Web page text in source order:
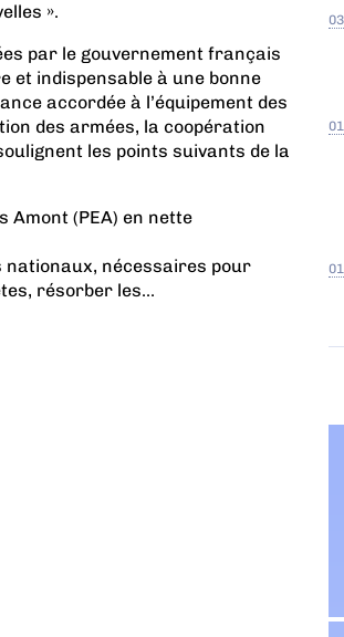
».
par le gouvernement français
et indispensable à une bonne
accordée à l’équipement des
des armées, la coopération
les points suivants de la
Amont (PEA) en nette
nationaux, nécessaires pour
résorber les...